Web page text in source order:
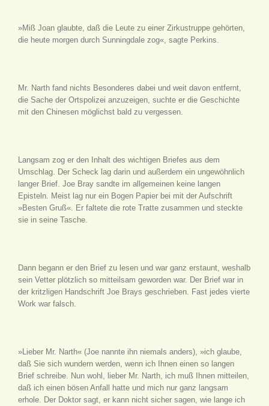
»Miß Joan glaubte, daß die Leute zu einer Zirkustruppe gehörten,
die heute morgen durch Sunningdale zog«, sagte Perkins.
Mr. Narth fand nichts Besonderes dabei und weit davon entfernt,
die Sache der Ortspolizei anzuzeigen, suchte er die Geschichte
mit den Chinesen möglichst bald zu vergessen.
Langsam zog er den Inhalt des wichtigen Briefes aus dem
Umschlag. Der Scheck lag darin und außerdem ein ungewöhnlich
langer Brief. Joe Bray sandte im allgemeinen keine langen
Episteln. Meist lag nur ein Bogen Papier bei mit der Aufschrift
»Besten Gruß«. Er faltete die rote Tratte zusammen und steckte
sie in seine Tasche.
Dann begann er den Brief zu lesen und war ganz erstaunt, weshalb
sein Vetter plötzlich so mitteilsam geworden war. Der Brief war in
der kritzligen Handschrift Joe Brays geschrieben. Fast jedes vierte
Work war falsch.
»Lieber Mr. Narth« (Joe nannte ihn niemals anders), »ich glaube,
daß Sie sich wundern werden, wenn ich Ihnen einen so langen
Brief schreibe. Nun wohl, lieber Mr. Narth, ich muß Ihnen mitteilen,
daß ich einen bösen Anfall hatte und mich nur ganz langsam
erhole. Der Doktor sagt, er kann nicht sicher sagen, wie lange ich